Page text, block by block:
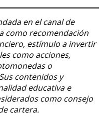
en el canal de
como recomendación
estímulo a invertir
como acciones,
o
contenidos y
educativa e
como consejo
cartera.